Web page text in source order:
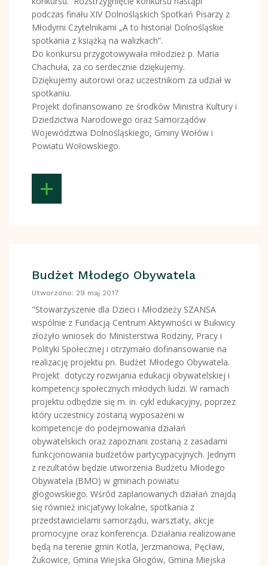
podczas finału XIV Dolnośląskich Spotkań Pisarzy z
Młodymi Czytelnikami „A to historia! Dolnośląskie
spotkania z książką na walizkach”.
Do konkursu przygotowywała młodzież p. Maria
Chachuła, za co serdecznie dziękujemy.
Dziękujemy autorowi oraz uczestnikom za udział w
spotkaniu.
Projekt dofinansowano ze środków Ministra Kultury i
Dziedzictwa Narodowego oraz Samorządów
Województwa Dolnośląskiego, Gminy Wołów i
Powiatu Wołowskiego.
Budżet Młodego Obywatela
Utworzono: 29 maj 2017
"Stowarzyszenie dla Dzieci i Młodzieży SZANSA
wspólnie z Fundacją Centrum Aktywności w Bukwicy
złożyło wniosek do Ministerstwa Rodziny, Pracy i
Polityki Społecznej i otrzymało dofinansowanie na
realizację projektu pn. Budżet Młodego Obywatela.
Projekt dotyczy rozwijania edukacji obywatelskiej i
kompetencji społecznych młodych ludzi. W ramach
projektu odbędzie się m. in. cykl edukacyjny, poprzez
który uczestnicy zostaną wyposażeni w
kompetencje do podejmowania działań
obywatelskich oraz zapoznani zostaną z zasadami
funkcjonowania budżetów partycypacyjnych. Jednym
z rezultatów będzie utworzenia Budżetu Młodego
Obywatela (BMO) w gminach powiatu
głogowskiego. Wśród zaplanowanych działań znajdą
się również inicjatywy lokalne, spotkania z
przedstawicielami samorządu, warsztaty, akcje
promocyjne oraz konferencja. Działania realizowane
będą na terenie gmin Kotla, Jerzmanowa, Pęcław,
Żukowice, Gmina Wiejska Głogów, Gmina Miejska